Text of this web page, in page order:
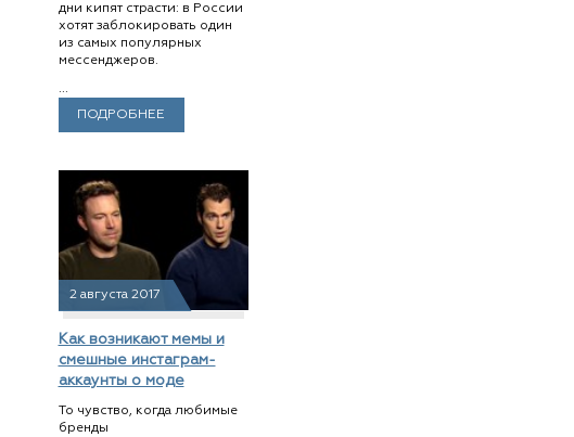
дни кипят страсти: в России
хотят заблокировать один
из самых популярных
мессенджеров.
...
ПОДРОБНЕЕ
2 августа 2017
Как возникают мемы и
смешные инстаграм-
аккаунты о моде
То чувство, когда любимые
бренды